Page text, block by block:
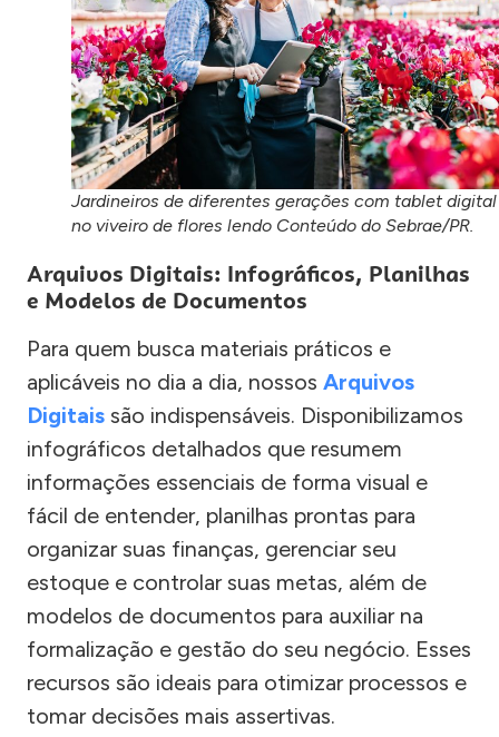
Jardineiros de diferentes gerações com tablet digital
no viveiro de flores lendo Conteúdo do Sebrae/PR.
Arquivos Digitais: Infográficos, Planilhas
e Modelos de Documentos
Para quem busca materiais práticos e
aplicáveis no dia a dia, nossos Arquivos
Digitais são indispensáveis. Disponibilizamos
infográficos detalhados que resumem
informações essenciais de forma visual e
fácil de entender, planilhas prontas para
organizar suas finanças, gerenciar seu
estoque e controlar suas metas, além de
modelos de documentos para auxiliar na
formalização e gestão do seu negócio. Esses
recursos são ideais para otimizar processos e
tomar decisões mais assertivas.